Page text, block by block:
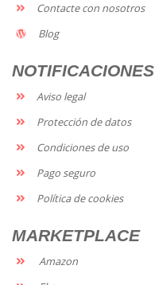
Contacte con nosotros
Blog
NOTIFICACIONES
Aviso legal
Protección de datos
Condiciones de uso
Pago seguro
Política de cookies
MARKETPLACE
Amazon